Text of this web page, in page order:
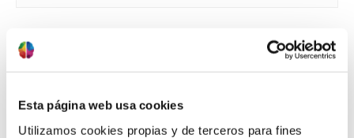
Esta página web usa cookies
Utilizamos cookies propias y de terceros para fines